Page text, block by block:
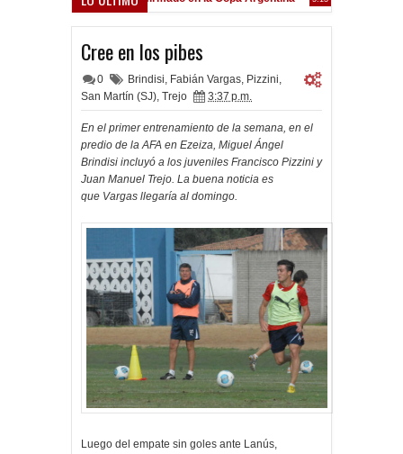
Cree en los pibes
0 Brindisi, Fabián Vargas, Pizzini,
San Martín (SJ), Trejo 3:37 p.m.
En el primer entrenamiento de la semana, en el
predio de la AFA en Ezeiza, Miguel Ángel
Brindisi incluyó a los juveniles Francisco Pizzini y
Juan Manuel Trejo. La buena noticia es
que Vargas llegaría al domingo.
Luego del empate sin goles ante Lanús,